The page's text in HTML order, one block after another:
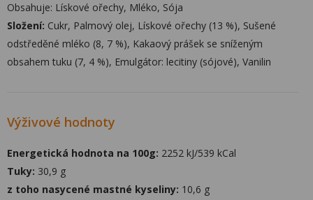
Obsahuje: Lískové ořechy, Mléko, Sója
Složení: Cukr, Palmový olej, Lískové ořechy (13 %), Sušené
odstředěné mléko (8, 7 %), Kakaový prášek se sníženým
obsahem tuku (7, 4 %), Emulgátor: lecitiny (sójové), Vanilin
Výživové hodnoty
Energetická hodnota na 100g: 2252 kJ/539 kCal
Tuky: 30,9 g
z toho nasycené mastné kyseliny: 10,6 g